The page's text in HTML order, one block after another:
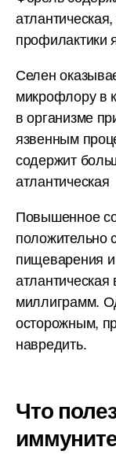
профилактики
Селен
микрофлору в
в организме
язвенным
содержит
атлантическая
Повышенное
положительно
пищеварения
миллиграмм.
осторожным,
навредить.
Что